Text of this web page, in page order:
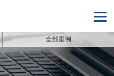
们的案例 关于求创
全部案例